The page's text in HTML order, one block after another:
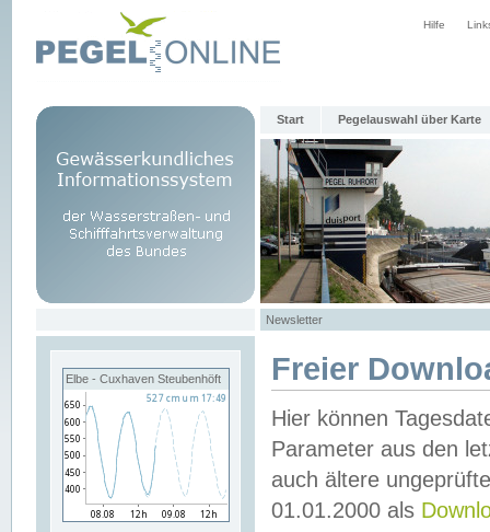
Hilfe
Start Pegelauswahl über Karte
Newsletter
Elbe - Cuxhaven Steubenhöft Freier
Hier können
Parameter aus den
auch ältere
01.01.2000 als